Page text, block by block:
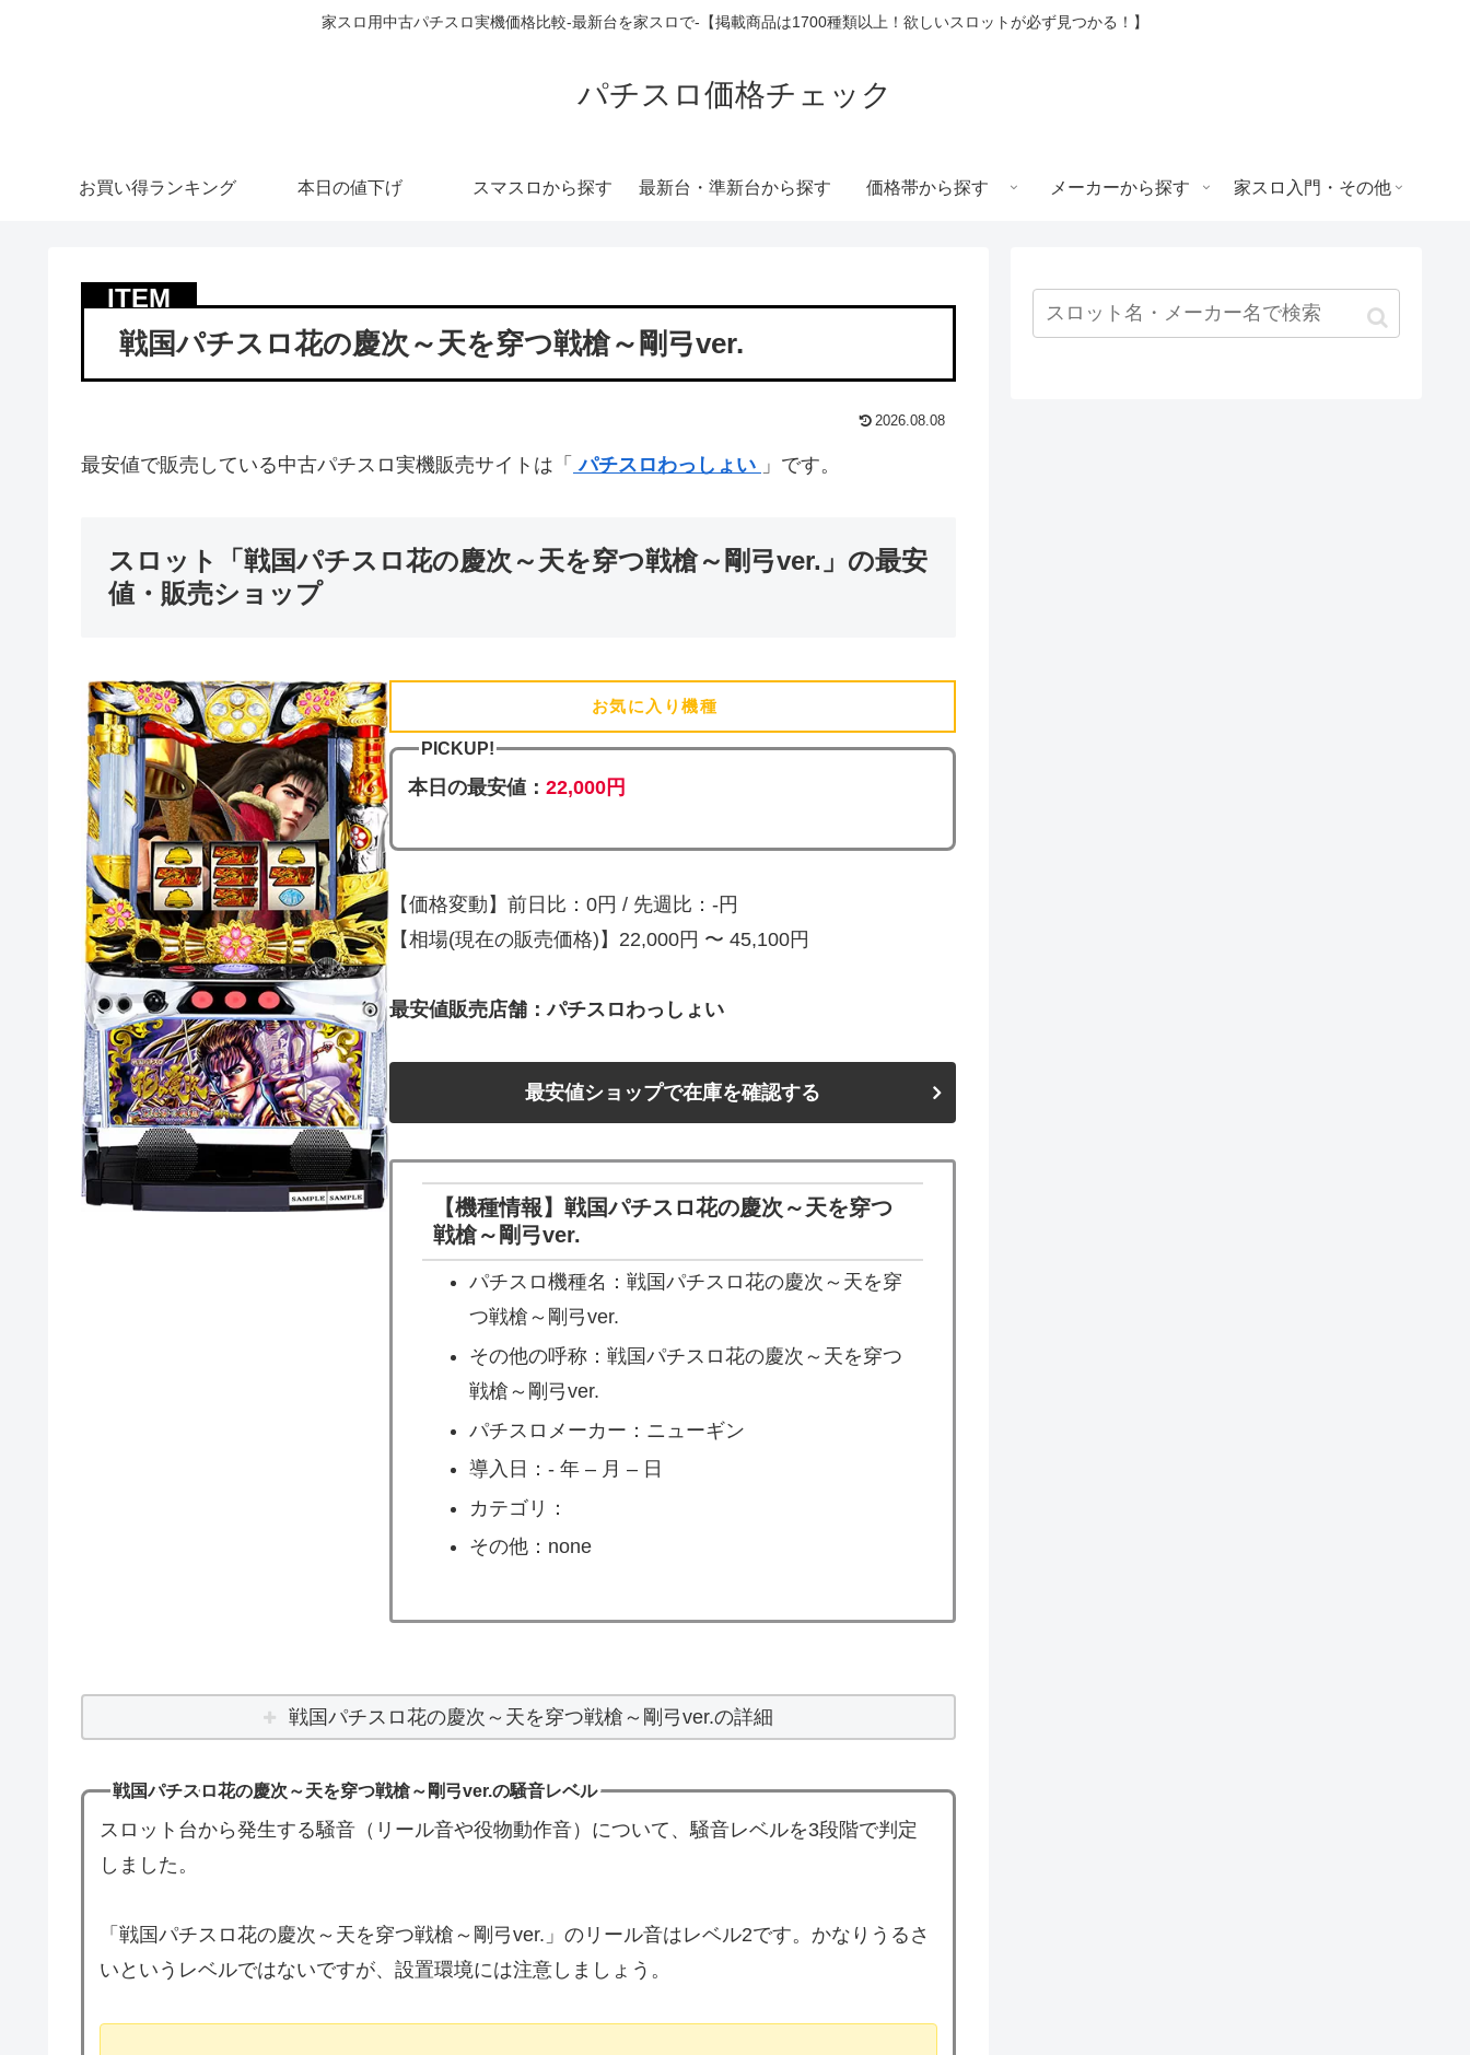
家スロ用中古パチスロ実機価格比較-最新台を家スロで-【掲載商品は1700種類以上！欲しいスロットが必ず見つかる！】
パチスロ価格チェック
お買い得ランキング 本日の値下げ スマスロから探す 最新台・準新台から探す 価格帯から探す メーカーから探す 家スロ入門・その他
戦国パチスロ花の慶次～天を穿つ戦槍～剛弓ver.
2026.08.08
最安値で販売している中古パチスロ実機販売サイトは「 パチスロわっしょい 」です。
スロット「戦国パチスロ花の慶次～天を穿つ戦槍～剛弓ver.」の最安
値・販売ショップ
お気に入り機種
PICKUP!
本日の最安値：22,000円
【価格変動】前日比：0円 / 先週比：-円
【相場(現在の販売価格)】22,000円 〜 45,100円
最安値販売店舗：パチスロわっしょい
最安値ショップで在庫を確認する
【機種情報】戦国パチスロ花の慶次～天を穿つ
戦槍～剛弓ver.
パチスロ機種名：戦国パチスロ花の慶次～天を穿
つ戦槍～剛弓ver.
その他の呼称：戦国パチスロ花の慶次～天を穿つ
戦槍～剛弓ver.
パチスロメーカー：ニューギン
導入日：- 年 – 月 – 日
カテゴリ：
その他：none
戦国パチスロ花の慶次～天を穿つ戦槍～剛弓ver.の詳細
戦国パチスロ花の慶次～天を穿つ戦槍～剛弓ver.の騒音レベル
スロット台から発生する騒音（リール音や役物動作音）について、騒音レベルを3段階で判定
しました。
「戦国パチスロ花の慶次～天を穿つ戦槍～剛弓ver.」のリール音はレベル2です。かなりうるさ
いというレベルではないですが、設置環境には注意しましょう。